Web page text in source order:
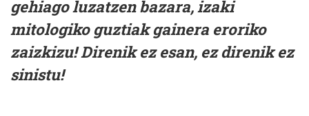
gehiago luzatzen bazara, izaki
mitologiko guztiak gainera eroriko
zaizkizu! Direnik ez esan, ez direnik ez
sinistu!